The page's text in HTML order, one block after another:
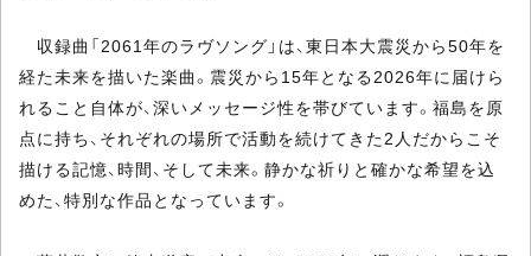
収録曲「2061年のラヴソング」は、東日本大震災から50年を
経た未来を描いた楽曲。震災から15年となる2026年に届けら
れること自体が、深いメッセージ性を帯びています。福島を原
点に持ち、それぞれの場所で活動を続けてきた2人だからこそ
描ける記憶、時間、そして未来。静かな祈りと確かな希望を込
めた、特別な作品となっています。